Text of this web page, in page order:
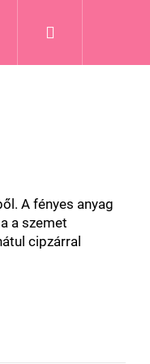
A fényes anyag
a szemet
cipzárral